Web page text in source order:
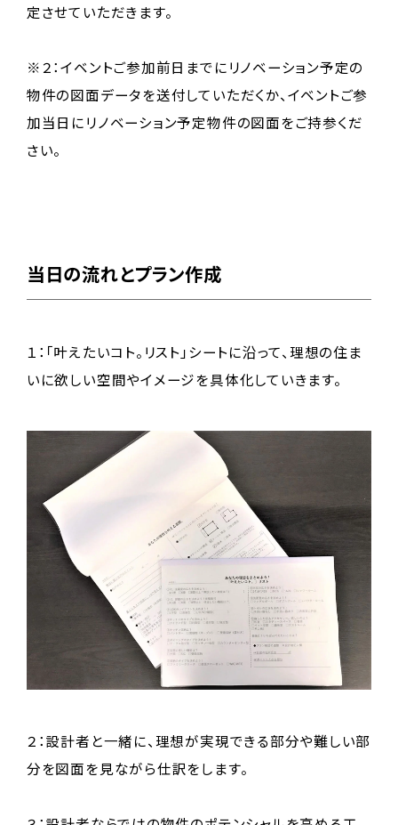
定させていただきます。
※２：イベントご参加前日までにリノベーション予定の
物件の図面データを送付していただくか、イベントご参
加当日にリノベーション予定物件の図面をご持参くだ
さい。
当日の流れとプラン作成
１：「叶えたいコト。リスト」シートに沿って、理想の住ま
いに欲しい空間やイメージを具体化していきます。
２：設計者と一緒に、理想が実現できる部分や難しい部
分を図面を見ながら仕訳をします。